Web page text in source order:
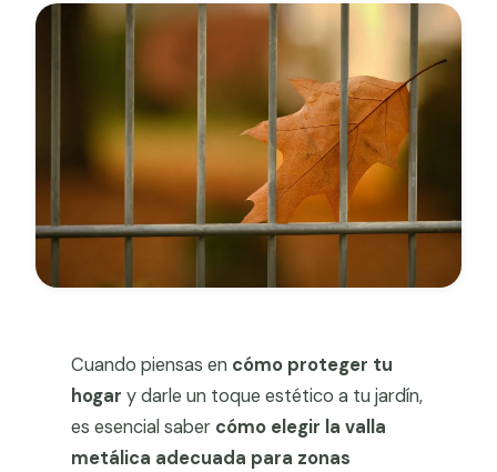
Tensor galvanizado
la
valla
residenciales
Cuando piensas en cómo proteger tu
hogar y darle un toque estético a tu jardín,
es esencial saber cómo elegir la valla
metálica adecuada para zonas